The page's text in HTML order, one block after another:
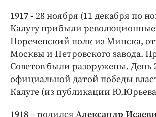
Бренд года
Работодатель года
1917- 28 ноября (11 декабря по
Калугу прибыли революционные
Пореченский полк из Минска,
Москвы и Петровского завода.
Советов были разоружены. День
официальной датой победы
Калуге (из публикации